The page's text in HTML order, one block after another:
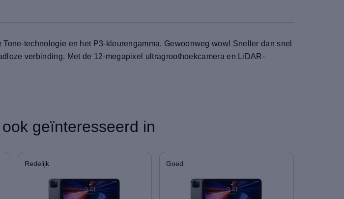
technologie en het P3-kleurengamma. Gewoonweg wow! Sneller dan snel
verbinding. Met de 12-megapixel ultragroothoekcamera en LiDAR-
geïnteresseerd in
Redelijk Goed